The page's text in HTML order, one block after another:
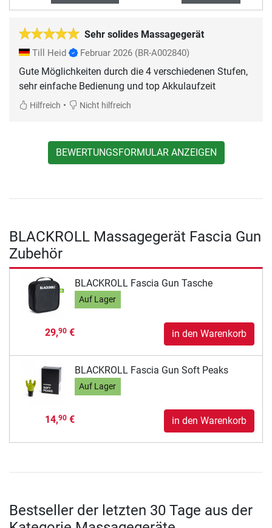
Sehr solides Massagegerät
Till Heid Februar 2026 (BR-A002840)
Gute Möglichkeiten durch die 4 verschiedenen Stufen,
sehr einfache Bedienung und top Akkulaufzeit
Hilfreich • Nicht hilfreich
BEWERTUNGSFORMULAR ANZEIGEN
BLACKROLL Massagegerät Fascia Gun
Zubehör
BLACKROLL Fascia Gun Tasche
Auf Lager
29,90€ in den Warenkorb
BLACKROLL Fascia Gun Soft Peaks
Auf Lager
14,90€ in den Warenkorb
Bestseller der letzten 30 Tage aus der